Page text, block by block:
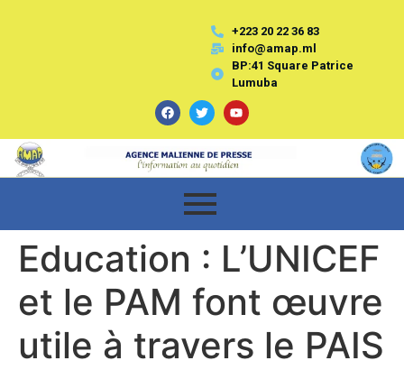
+223 20 22 36 83
info@amap.ml
BP:41 Square Patrice
Lumuba
Education : L’UNICEF
et le PAM font œuvre
utile à travers le PAIS